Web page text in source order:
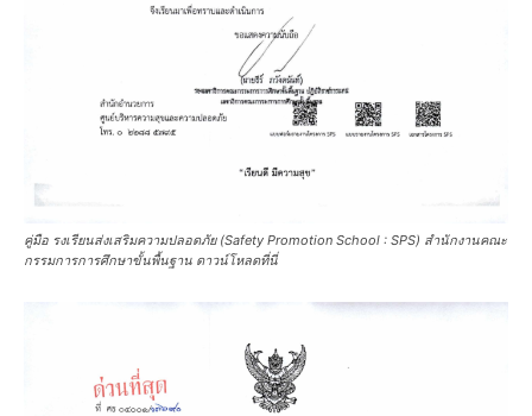
คู่มือ รงเรียนส่งเสริมความปลอดภัย (Safety Promotion School : SPS) สำนักงานคณะ
กรรมการการศึกษาขั้นพื้นฐาน ดาวน์โหลดที่นี่